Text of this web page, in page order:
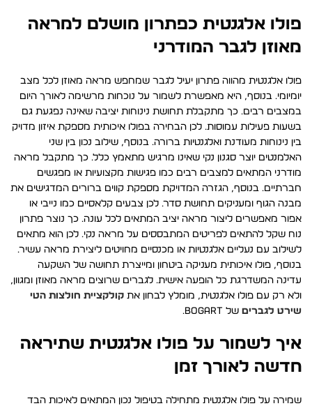
פולו אלגנטית כפתרון מושלם למראה
מאוזן לגבר המודרני
פולו אלגנטית מהווה פתרון יעיל לגבר שמחפש מראה מאוזן לכל מצב
יומיומי. בנוסף, היא מאפשרת לשמור על נוכחות מרשימה לאורך היום
במצבים רבים. כך מתקבלת תחושת נינוחות יציבה שאינה נפגעת גם
בשעות פעילות עמוסות. לכן הבחירה בפולו איכותית מספקת איזון מדויק
בין נינוחות מעודנת ואלגנטיות ברורה. בנוסף, שילוב נכון בין שני
האלמנטים יוצר סגנון נקי שאינו מרגיש מתאמץ כלל. כך מתקבל מראה
מודרני המתאים למצבים רבים כמו פגישות מקצועיות או מפגשים
חברתיים. בנוסף, הגזרה המדויקת מספקת קווים ברורים המדגישים את
מבנה הגוף ומעניקים תחושת סדר. לכן צבעים קלאסיים כמו נייבי או
אפור מאפשרים ליצור מראה יציב המתאים לכל עונה. כך נוצר פתרון
נוח שקל להתאים לפריטים המתבססים על מראה נקי. לכן הוא מתאים
לשילוב עם נעליים אלגנטיות או מכנסיים מחויטים ליצירת מראה עשיר.
בנוסף, פולו איכותית מעניקה ביטחון ומייצרת תחושה של השקעה
עדינה המשדרגת כל הופעה אישית. לגברים שרוצים מראה מאוזן ומגוון,
ולא רק עם פולו אלגנטית, מומלץ לבחון את קולקציית חולצות הטי
שירט לגברים של BOGART.
איך לשמור על פולו אלגנטית שתיראה
חדשה לאורך זמן
שמירה על פולו אלגנטית מתחילה בטיפול נכון המתאים לאיכות הבד